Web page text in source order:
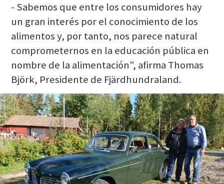
- Sabemos que entre los consumidores hay
un gran interés por el conocimiento de los
alimentos y, por tanto, nos parece natural
comprometernos en la educación pública en
nombre de la alimentación", afirma Thomas
Björk, Presidente de Fjärdhundraland.